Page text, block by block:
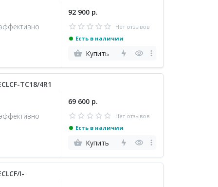
92 900 р.
Нет отзывов
Есть в наличии
Купить
TC18/4R1
69 600 р.
Нет отзывов
Есть в наличии
Купить
I-